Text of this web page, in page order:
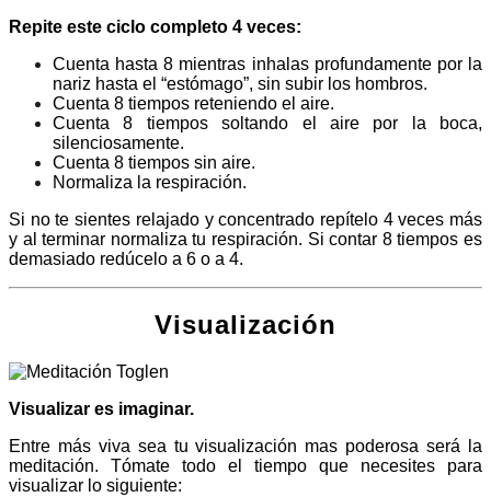
Repite este ciclo completo 4 veces:
Cuenta hasta 8 mientras inhalas profundamente por la
nariz hasta el “estómago”, sin subir los hombros.
Cuenta 8 tiempos reteniendo el aire.
Cuenta 8 tiempos soltando el aire por la boca,
silenciosamente.
Cuenta 8 tiempos sin aire.
Normaliza la respiración.
Si no te sientes relajado y concentrado repítelo 4 veces más
y al terminar normaliza tu respiración. Si contar 8 tiempos es
demasiado redúcelo a 6 o a 4.
Visualización
Visualizar es imaginar.
Entre más viva sea tu visualización mas poderosa será la
meditación. Tómate todo el tiempo que necesites para
visualizar lo siguiente: